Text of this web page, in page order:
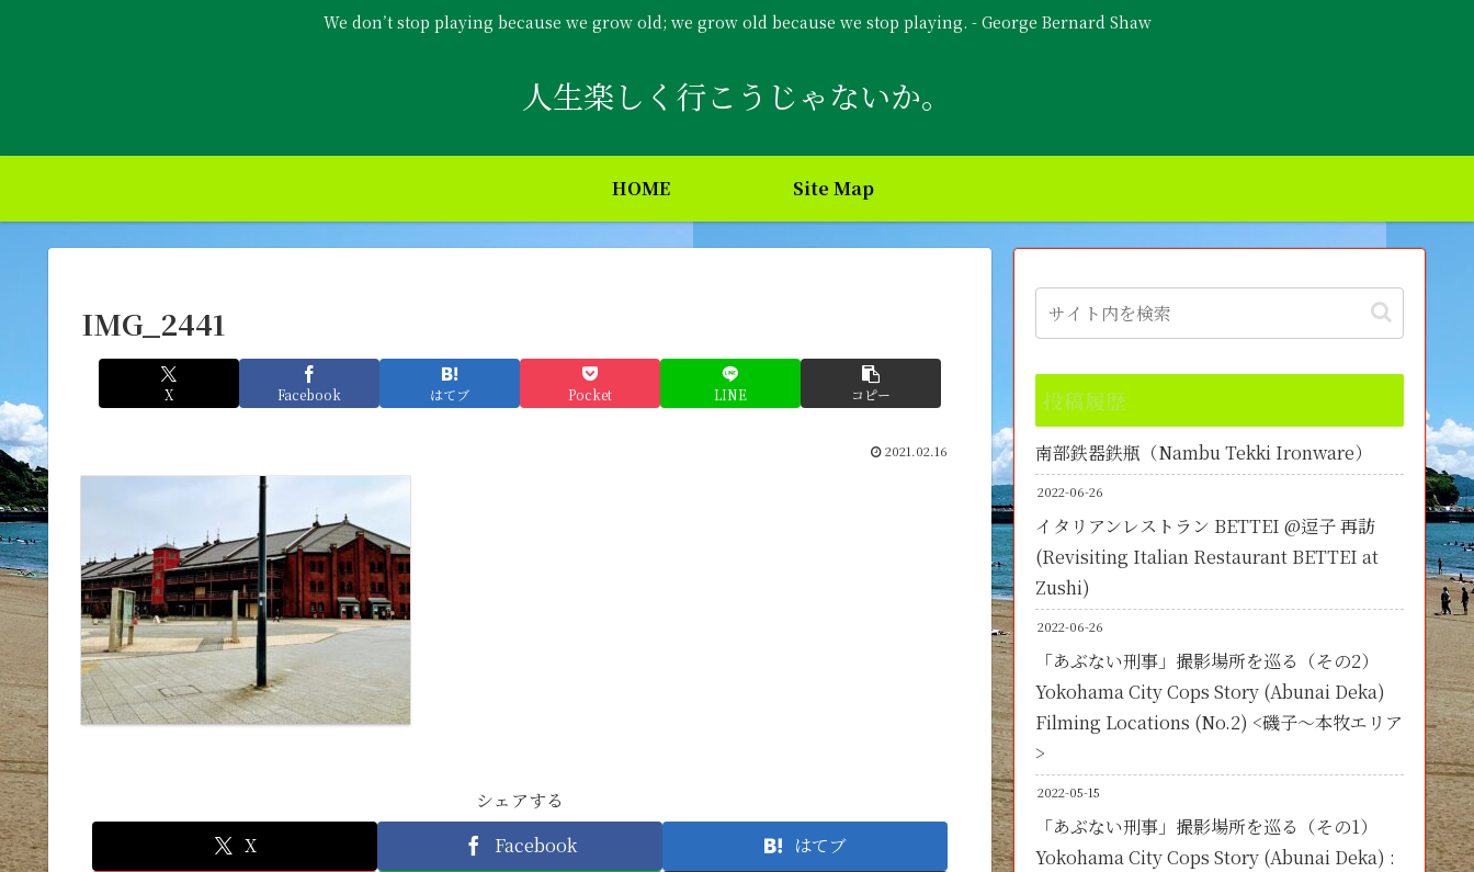
We don’t stop playing because we grow old; we grow old because we stop playing. - George Bernard Shaw
人生楽しく行こうじゃないか。
HOME Site Map
IMG_2441
X Facebook はてブ Pocket LINE コピー
2021.02.16
シェアする
X
Facebook
はてブ
投稿履歴
南部鉄器鉄瓶（Nambu Tekki Ironware）
2022-06-26
イタリアンレストラン BETTEI @逗子 再訪
(Revisiting Italian Restaurant BETTEI at
Zushi)
2022-06-26
「あぶない刑事」撮影場所を巡る（その2）
Yokohama City Cops Story (Abunai Deka)
Filming Locations (No.2) <磯子～本牧エリア
>
2022-05-15
「あぶない刑事」撮影場所を巡る（その1）
Yokohama City Cops Story (Abunai Deka) :